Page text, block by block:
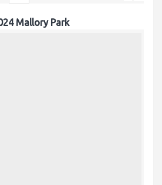
Mallory Park